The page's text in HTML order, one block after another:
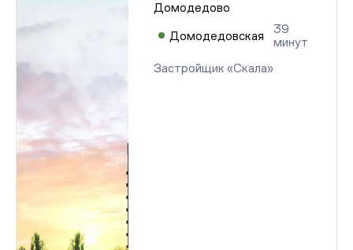
Домодедово
Домодедовская
39
минут
Застройщик «Скала»